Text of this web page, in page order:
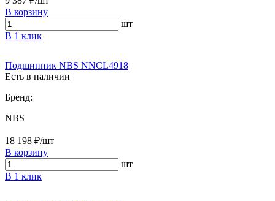
В корзину
шт
В 1 клик
Подшипник NBS NNCL4918
Есть в наличии
Бренд:
NBS
18 198 ₽/шт
В корзину
шт
В 1 клик